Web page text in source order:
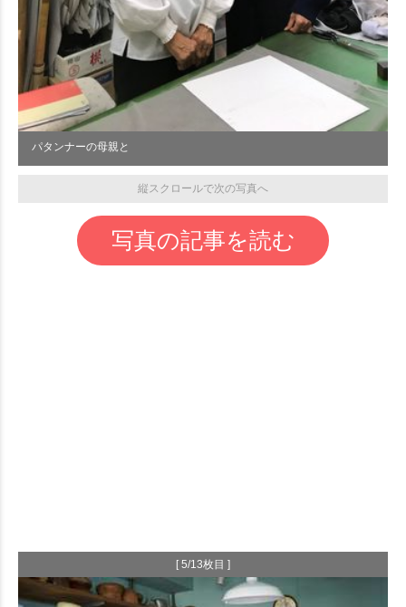
パタンナーの母親と
縦スクロールで次の写真へ
写真の記事を読む
[ 5/13枚目 ]